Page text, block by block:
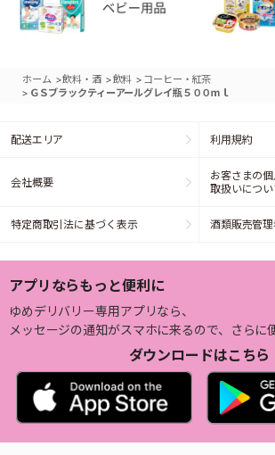
ホーム >飲料・酒 >飲料 > コーヒー・紅茶
> ＧＳブラックティーアールグレイ瓶５００ｍｌ
配送エリア 利用規約
会社概要
お客さまの
取扱いについ
特定商取引法に基づく表示 酒類販売管
アプリならもっと便利に
ゆめデリバリー専用アプリなら、
メッセージの通知がスマホに来るので、さらに
ダウンロードはこちら